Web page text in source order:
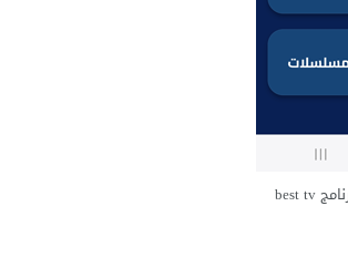
الواجهة الرئيسبة بعد تحميل برنامج best tv